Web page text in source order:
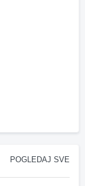
POGLEDAJ SVE